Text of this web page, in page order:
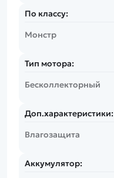
По классу:
Монстр
Тип мотора:
Бесколлекторный
Доп.характеристики:
Влагозащита
Аккумулятор: